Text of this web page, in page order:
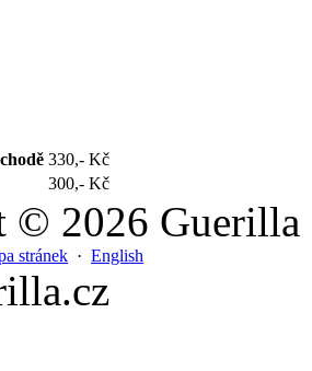
330,- Kč
300,- Kč
© 2026 Guerilla
stránek · English